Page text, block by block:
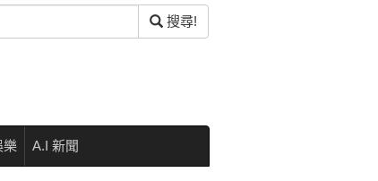
搜尋!
樂 A.I 新聞